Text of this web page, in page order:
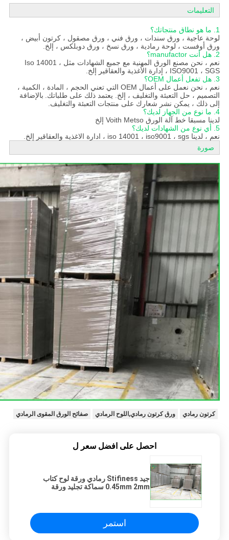
التعليمات
1. ما هو نطاق منتجاتك؟
لوحة عاجية ، ورق سندات ، ورق فني ، ورق مصقول ، كرتون أبيض ،
ورق أوفست ، لوحة رمادية ، ورق نسخ ، ورق دوبلكس ، إلخ.
2. هل أنت manufactor؟
نعم ، نحن مصنع الورق المهنية مع جميع الشهادات مثل Iso 14001 ،
ISO9001 ، SGS ، إدارة الأغذية والعقاقير إلخ.
3. هل تفعل أعمال OEM؟
نعم ، نحن نعمل على أعمال OEM التي تعني الحجم ، المادة ، الكمية ،
التصميم ، حل التعبئة والتغليف ، إلخ. يعتمد ذلك على طلباتك. بالإضافة
إلى ذلك ، يمكن نشر شعارك على منتجات التعبئة والتغليف.
4. ما نوع من الجهاز لديك؟
لدينا مسبقا خط آلة الورق Voith Metso إلخ
5. أي نوع من الشهادات لديك؟
نعم ، لدينا iso 14001 ، iso9001 ، sgs ، ادارة الاغذية والعقاقير إلخ.
صورة
كرتون رمادي ورق كرتون رمادي,اللوح الرمادي صفائح الورق المقوى الرمادي
احصل على افضل سعر ل
جيد Stifiness رمادي ورقة لوح كتاب
0.45mm 2mm سماكة تجليد ورقة
استمر